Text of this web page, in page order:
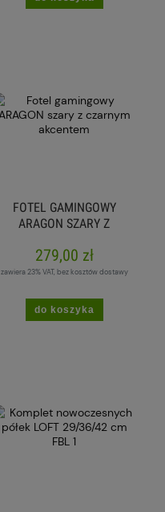
FOTEL GAMINGOWY
ARAGON SZARY Z
279,00 zł
zawiera 23% VAT, bez kosztów dostawy
do koszyka